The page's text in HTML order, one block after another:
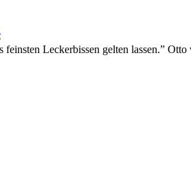
Leckerbissen gelten lassen.”